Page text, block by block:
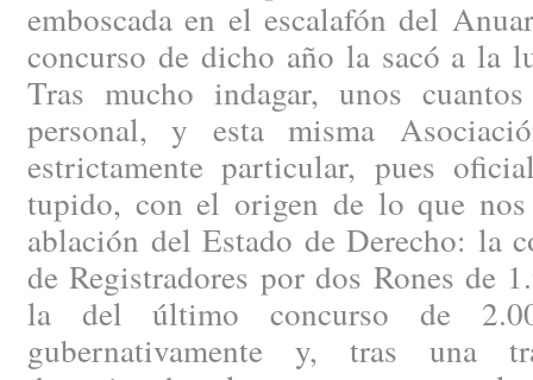
emboscada en el escalafón del
concurso de dicho año la sacó a la
Tras mucho indagar, unos
personal, y esta misma
estrictamente particular, pues
tupido, con el origen de lo que nos
ablación del Estado de Derecho: la
de Registradores por dos Rones de
la del último concurso de
gubernativamente y, tras una